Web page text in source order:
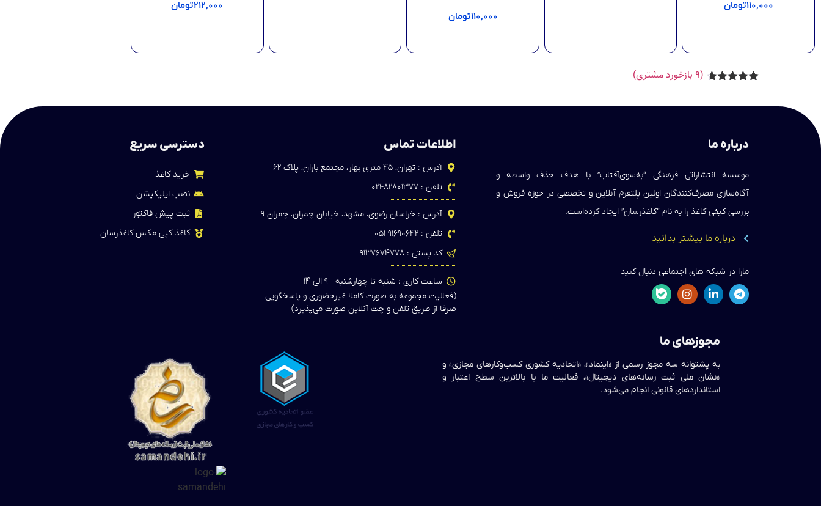
۱۱۰,۰۰۰تومان
۱۱۰,۰۰۰تومان
۲۱۲,۰۰۰تومان
در
(۹ بازخورد مشتری)
درباره ما
موسسه انتشاراتی فرهنگی “به‌سوی‌آفتاب” با هدف حذف واسطه و
آگاه‌سازی مصرف‌کنندگان اولین پلتفرم آنلاین و تخصصی در حوزه فروش و
بررسی کیفی کاغذ را به نام “کاغذرسان” ایجاد کرده‌است.
درباره ما بیشتر بدانید
مارا در شبکه های اجتماعی دنبال کنید
اطلاعات تماس
آدرس : تهران، ۴۵ متری بهار، مجتمع باران، پلاک ۶۲
تلفن : ۸۲۸۰۱۳۷۷-۰۲۱
آدرس : خراسان رضوی، مشهد، خیابان چمران، چمران ۹
تلفن : ۹۱۶۹۰۶۴۲-۰۵۱
کد پستی : ۹۱۳۷۶۷۴۷۷۸
ساعت کاری : شنبه تا چهارشنبه - ۹ الی ۱۴
(فعالیت مجموعه به صورت کاملا غیرحضوری و پاسخگویی
صرفا از طریق تلفن و چت آنلاین صورت می‌پذیرد)
دسترسی سریع
خرید کاغذ
نصب اپلیکیشن
ثبت پیش فاکتور
کاغذ کپی مکس کاغذرسان
مجوزهای ما
به پشتوانه سه مجوز رسمی از «اینماد»، «اتحادیه کشوری کسب‌وکارهای مجازی» و
«نشان ملی ثبت رسانه‌های دیجیتال»، فعالیت ما با بالاترین سطح اعتبار و
استانداردهای قانونی انجام می‌شود.